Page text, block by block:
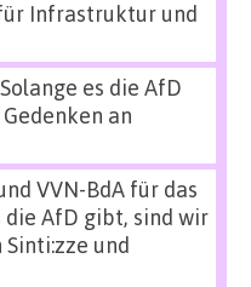
Infrastruktur und
es die AfD
an
VVN-BdA für das
die AfD gibt, sind wir
Sinti:zze und